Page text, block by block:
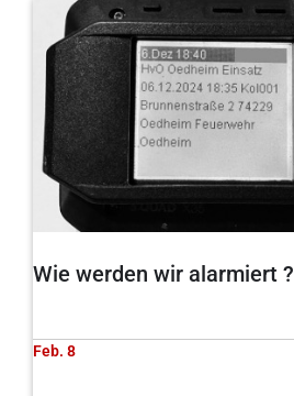
Wie werden wir alarmiert ?
Feb. 8